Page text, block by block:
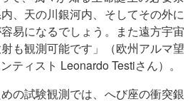
、天の川銀河内、そしてその外に
易になるでしょう。また遠方宇宙
も観測可能です」（欧州アルマ望
ティスト Leonardo Testiさん）。
の試験観測では、へび座の衝突銀